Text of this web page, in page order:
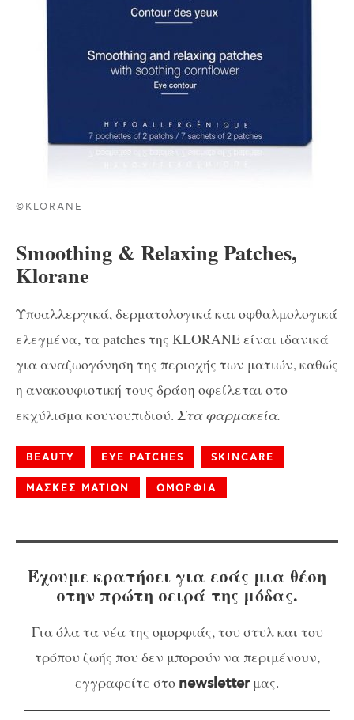
©KLORANE
Smoothing & Relaxing Patches,
Klorane
Υποαλλεργικά, δερματολογικά και οφθαλμολογικά
ελεγμένα, τα patches της KLORANE είναι ιδανικά
για αναζωογόνηση της περιοχής των ματιών, καθώς
η ανακουφιστική τους δράση οφείλεται στο
εκχύλισμα κουνουπιδιού. Στα φαρμακεία.
BEAUTY EYE PATCHES SKINCARE
ΜΑΣΚΕΣ ΜΑΤΙΩΝ ΟΜΟΡΦΙΑ
Έχουμε κρατήσει για εσάς μια θέση
στην πρώτη σειρά της μόδας.
Για όλα τα νέα της ομορφιάς, του στυλ και του
τρόπου ζωής που δεν μπορούν να περιμένουν,
εγγραφείτε στο newsletterμας.